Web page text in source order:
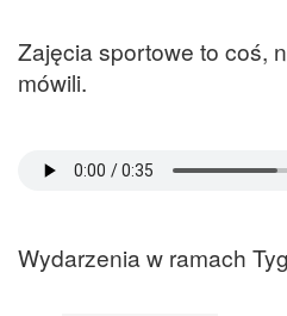
Zajęcia sportowe to coś,
mówili.
Wydarzenia w ramach